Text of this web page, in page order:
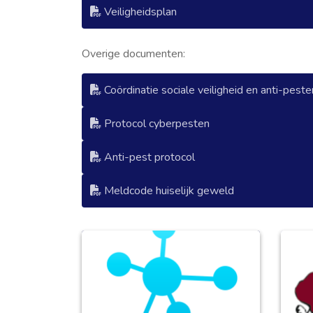
Veiligheidsplan
Overige documenten:
Coördinatie sociale veiligheid en anti-
Protocol cyberpesten
Anti-pest protocol
Meldcode huiselijk geweld